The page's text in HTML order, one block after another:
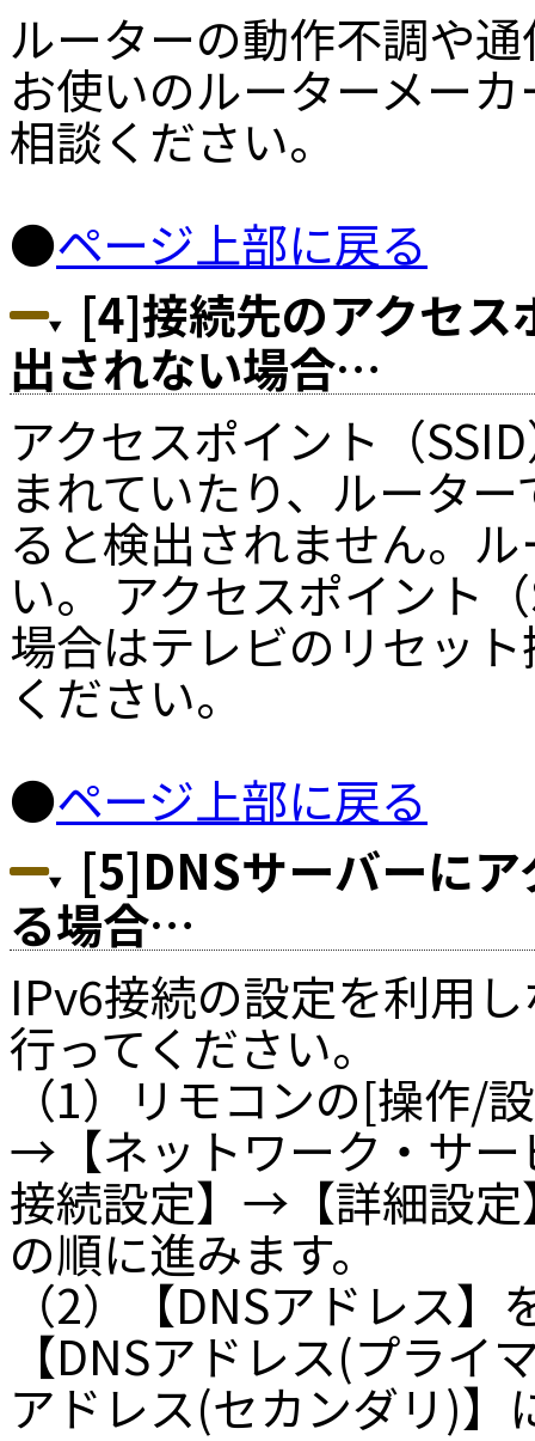
ルーターの動作不調や
お使いのルーターメー
相談ください。
●ページ上部に戻る
[4]接続先のアクセス
出されない場合…
アクセスポイント（
まれていたり、ルータ
ると検出されません。
い。 アクセスポイント
場合はテレビのリセッ
ください。
●ページ上部に戻る
[5]DNSサーバーに
る場合…
IPv6接続の設定を利用
行ってください。
（1）リモコンの[操作/
→【ネットワーク・サ
接続設定】→【詳細設
の順に進みます。
（2）【DNSアドレス
【DNSアドレス(プライ
アドレス(セカンダリ)】